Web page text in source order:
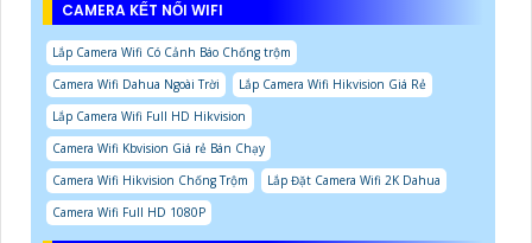
CAMERA KẾT NỐI WIFI
Lắp Camera Wifi Có Cảnh Báo Chống trộm
Camera Wifi Dahua Ngoài Trời
Lắp Camera Wifi Hikvision Giá Rẻ
Lắp Camera Wifi Full HD Hikvision
Camera Wifi Kbvision Giá rẻ Bán Chạy
Camera Wifi Hikvision Chống Trộm
Lắp Đặt Camera Wifi 2K Dahua
Camera Wifi Full HD 1080P